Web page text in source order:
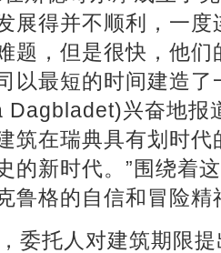
展得并不顺利，一
题，但是很快，他
以最短的时间建造
Dagbladet)兴奋地报
筑在瑞典具有划时
的新时代。”围绕着
鲁格的自信和冒险精
委托人对建筑期限